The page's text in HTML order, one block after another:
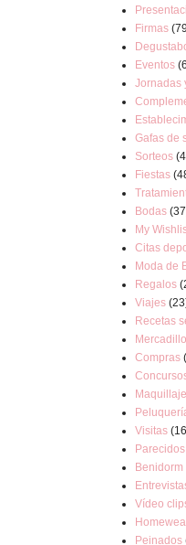
Firmas
Eventos
Jornadas
Gafas de
Sorteos
Fiestas
Bodas
My
Citas
Moda de
Regalos
Viajes
Recetas
Compras
Maquillaje
Visitas
Benidorm
Vídeo
Peinados